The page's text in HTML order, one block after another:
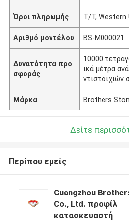
Όροι πληρωμής T/T, Western
Αριθμό μοντέλου BS-M000021
Δυνατότητα προ
σφοράς
10000
ικά μέτρα
ντιστοιχιών
Μάρκα Brothers
Δείτε
Περίπου εμείς
Guangzhou
Co., Ltd. προφίλ
κατασκευαστή